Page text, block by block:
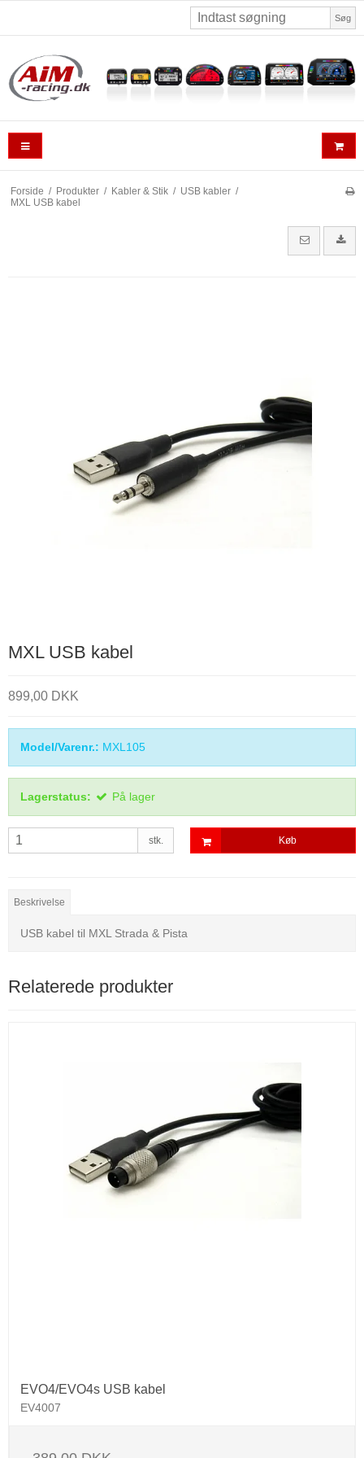
Søg
Forside / Produkter / Kabler & Stik / USB kabler /
MXL USB kabel
MXL USB kabel
899,00 DKK
Model/Varenr.: MXL105
Lagerstatus: På lager
stk. Køb
Beskrivelse
USB kabel til MXL Strada & Pista
Relaterede produkter
EVO4/EVO4s USB kabel
EV4007